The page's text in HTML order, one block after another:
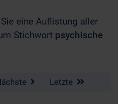
eine Auflistung aller
Stichwort psychische
Letzte